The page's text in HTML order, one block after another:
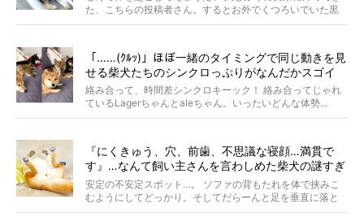
た、こちらの投稿者さん。するとお外でくつろいでいた黒
柴さ...
「……(ｸﾙｯ)」ほぼ一緒のタイミングで同じ動きを見
せる柴犬たちのシンクロっぷりがなんだかスゴイ
絡み合って、時間差シンクロキーック！ 絡み合ってじゃれ
ているLagerちゃんとaleちゃん。いったいどんな体勢...
『にくきゅう、穴、前歯、不思議な寝顔…満貫で
す』…なんて飼い主さんを言わしめた柴犬の謎すぎ
る寝相がコチラです。
安定の不安定スポット…。 ソファの背もたれを体で挟みこ
むようにしてどっかり。そしてだらーんと足を垂直に落と
して...